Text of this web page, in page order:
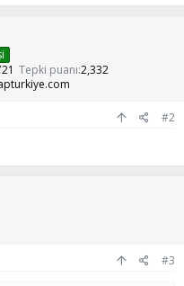
Tepki puanı 2,332
#2
#3